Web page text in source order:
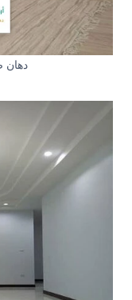
دهان